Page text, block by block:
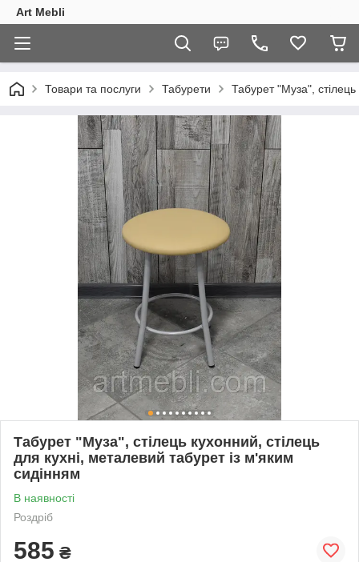
Art Mebli
Товари та послуги Табурети Табурет "Муза",
Табурет "Муза", стілець кухонний, стілець
для кухні, металевий табурет із м'яким
сидінням
В наявності
Роздріб
585 ₴